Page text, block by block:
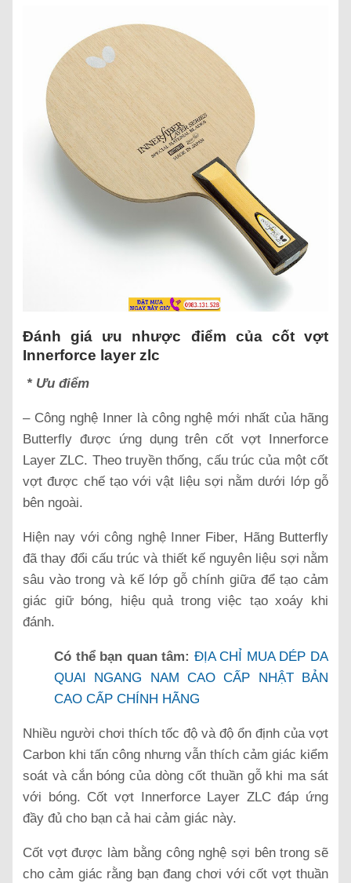
Đánh giá ưu nhược điểm của cốt vợt
Innerforce layer zlc
* Ưu điểm
– Công nghệ Inner là công nghệ mới nhất của hãng
Butterfly được ứng dụng trên cốt vợt Innerforce
Layer ZLC. Theo truyền thống, cấu trúc của một cốt
vợt được chế tạo với vật liệu sợi nằm dưới lớp gỗ
bên ngoài.
Hiện nay với công nghệ Inner Fiber, Hãng Butterfly
đã thay đổi cấu trúc và thiết kế nguyên liệu sợi nằm
sâu vào trong và kế lớp gỗ chính giữa để tạo cảm
giác giữ bóng, hiệu quả trong việc tạo xoáy khi
đánh.
Có thể bạn quan tâm: ĐỊA CHỈ MUA DÉP DA
QUAI NGANG NAM CAO CẤP NHẬT BẢN
CAO CẤP CHÍNH HÃNG
Nhiều người chơi thích tốc độ và độ ổn định của vợt
Carbon khi tấn công nhưng vẫn thích cảm giác kiểm
soát và cắn bóng của dòng cốt thuần gỗ khi ma sát
với bóng. Cốt vợt Innerforce Layer ZLC đáp ứng
đầy đủ cho bạn cả hai cảm giác này.
Cốt vợt được làm bằng công nghệ sợi bên trong sẽ
cho cảm giác rằng bạn đang chơi với cốt vợt thuần